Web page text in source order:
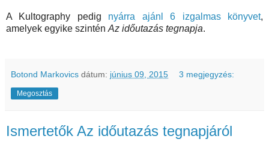
A Kultography pedig nyárra ajánl 6 izgalmas könyvet,
amelyek egyike szintén Az időutazás tegnapja.
Botond Markovics dátum: június 09, 2015 3 megjegyzés:
Megosztás
Ismertetők Az időutazás tegnapjáról